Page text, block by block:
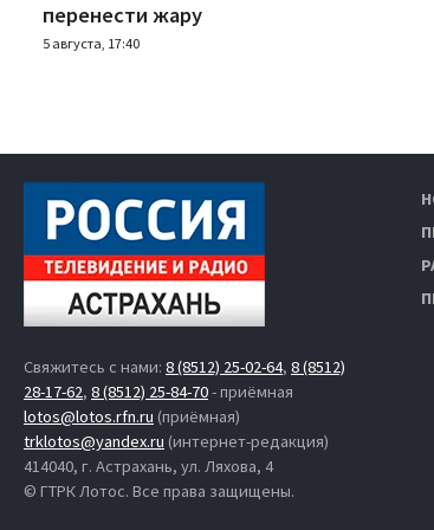
перенести жару
5 августа, 17:40
Свяжитесь с нами: 8 (8512) 25-02-64, 8 (8512)
28-17-62, 8 (8512) 25-84-70- приёмная
lotos@lotos.rfn.ru (приёмная)
trklotos@yandex.ru (интернет-редакция)
414040, г. Астрахань, ул. Ляхова, 4
© ГТРК Лотос. Все права защищены.